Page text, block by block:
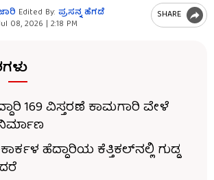
Edited By: ಪ್ರಸನ್ನ ಹೆಗಡೆ
08, 2026 | 2:18 PM
SHARE
169 ವಿಸ್ತರಣೆ ಕಾಮಗಾರಿ ವೇಳೆ
ಹೆದ್ದಾರಿಯ ಕೆತ್ತಿಕಲ್‌ನಲ್ಲಿ ಗುಡ್ಡ